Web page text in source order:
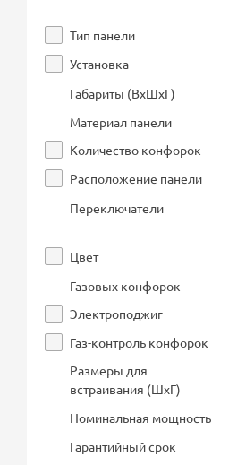
Тип панели
Установка
Габариты (ВхШхГ)
Материал панели
Количество конфорок
Расположение панели
Переключатели
Цвет
Газовых конфорок
Электроподжиг
Газ-контроль конфорок
Размеры для
встраивания (ШхГ)
Номинальная мощность
Гарантийный срок